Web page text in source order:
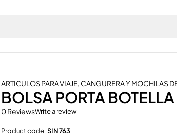
ARTICULOS PARA VIAJE, CANGURERA Y MOCHILAS
BOLSA PORTA
0 ReviewsWrite a review
Product code SIN 763